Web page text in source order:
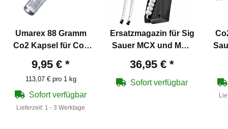
Umarex 88 Gramm
Co2 Kapsel für Co2
9,95 € *
113,07 € pro 1 kg
Sofort verfügbar
Lieferzeit: 1 - 3 Werktage
Ersatzmagazin für Sig
Sauer MCX und MPX
36,95 € *
Sofort verfügbar